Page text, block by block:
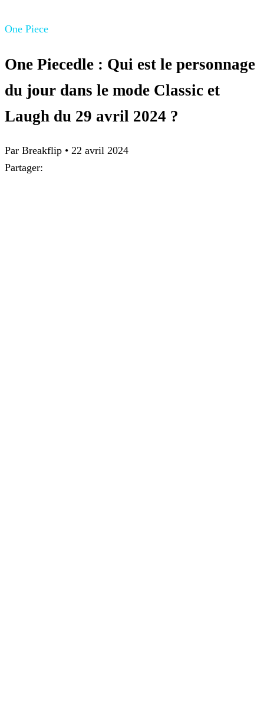
One Piece
One Piecedle : Qui est le personnage
du jour dans le mode Classic et
Laugh du 29 avril 2024 ?
Par Breakflip • 22 avril 2024
Partager: